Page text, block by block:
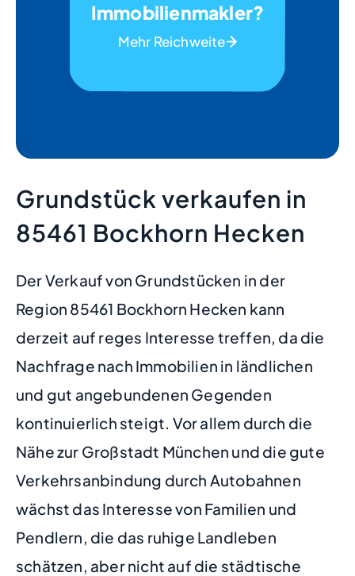
Immobilienmakler?
Mehr Reichweite
Grundstück verkaufen in
85461 Bockhorn Hecken
Der Verkauf von Grundstücken in der
Region 85461 Bockhorn Hecken kann
derzeit auf reges Interesse treffen, da die
Nachfrage nach Immobilien in ländlichen
und gut angebundenen Gegenden
kontinuierlich steigt. Vor allem durch die
Nähe zur Großstadt München und die gute
Verkehrsanbindung durch Autobahnen
wächst das Interesse von Familien und
Pendlern, die das ruhige Landleben
schätzen, aber nicht auf die städtische